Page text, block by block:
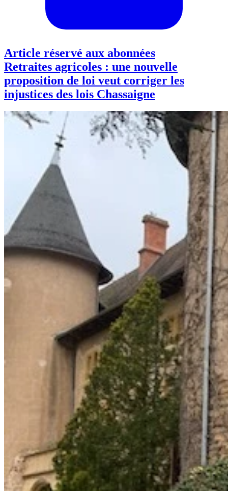
Article réservé aux abonnées
Retraites agricoles : une nouvelle
proposition de loi veut corriger les
injustices des lois Chassaigne